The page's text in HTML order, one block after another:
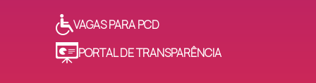
VAGAS PARA PCD
PORTAL DE TRANSPARÊNCIA